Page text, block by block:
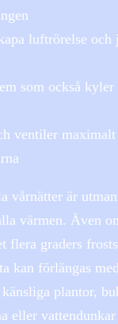
luftrörelse och
som också kyler
ventiler maximalt
vårnätter är
värmen. Även
flera graders
kan förlängas
plantor,
eller